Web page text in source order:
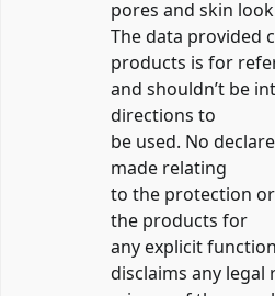
pores and skin
The data provided
products is for
and shouldn’t be
directions to
be used. No
made relating
to the protection
the products for
any explicit
disclaims any